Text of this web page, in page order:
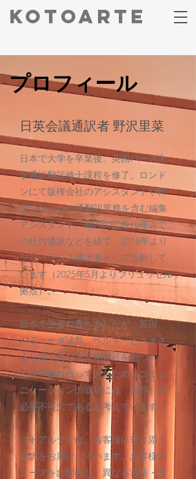
Kotoarte
プロフィール
日英会議通訳者 野沢里菜
日本で大学を卒業後、英国バース大
学通訳翻訳修士課程を修了。ロンド
ンにて版権会社のアシスタントや科
学誌Natureの通翻訳業務を含む編集
アシスタント、都内の広告代理店で
の社内通訳などを経て、2018年より
フリーランス通訳者として活動して
います（2025年5月よりブリュッセル
拠点）。
日本で生まれ育ちましたが、英国、
バミューダ諸島、ベルギーとさまざ
まな国で異なる文化背景を持つ人々
と長年触れ合ってきたため、コミュ
ニケーションの成功には「共感」が
必要不可欠であると考えています。
コトアルテでは、お客様に寄り添う
通訳をお届けしています。お客様の
ニーズをお聞きし、異なる言語・文